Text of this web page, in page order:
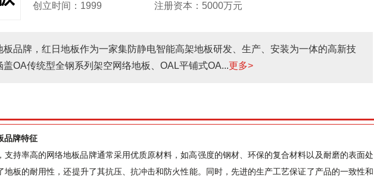
创立时间：1999
注册资本：5000万元
板品牌，红日地板作为一家集防静电智能高架地板研发、生产、安装为一体的高新技
OA传统型全钢系列架空网络地板、OAL平铺式OA...更多>
品牌特征
支持率高的网络地板品牌通常采用优质原材料，如高强度的钢材、环保的复合材料以及耐磨的表面处
地板的耐用性，还提升了其抗压、抗冲击和防火性能。同时，先进的生产工艺保证了产品的一致性和